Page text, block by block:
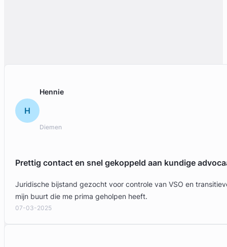
H
Hennie
Diemen
Prettig contact en snel gekoppeld aan kundige
Juridische bijstand gezocht voor controle van VSO en
mijn buurt die me prima geholpen heeft.
07-03-2025